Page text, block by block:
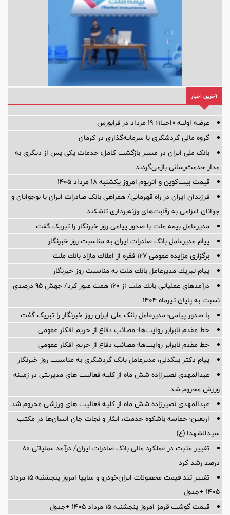
آخرین اخبار
عرضه اولیه «احیا۱» ۱۹ مرداد در فرابورس
گروه مالی گردشگری با سرمایه‌گذاری در کرمان
بانک ملی ایران در مسیر بازگشت کامل؛ خدمات یکی پس از دیگری به
مدار خدمت‌رسانی بازمی‌گردند
قیمت بیت‌کوین و اتریوم امروز یکشنبه ۱۸ مرداد ۱۴۰۵
فرزندان ایران در راه قهرمانی/ همراهی بانک صادرات ایران با نوجوانان و
جوانان اعزامی به رقابت‌های وزنه‌برداری تاشکند
مدیرعامل بیمه ملت با صدور پیامی روز خبرنگار را تبریک گفت
پیام مدیرعامل بانک صادرات ایران به مناسبت روز خبرنگار
برگزاری مزایده عمومی 127 فقره از املاك مازاد بانك ملت
پیام تبریك مدیرعامل بانك ملت به مناسبت روز خبرنگار
درآمدهای عملیاتی بانك ملت از 160 همت عبور كرد/ جهش 95 درصدی
نسبت به پایان تیرماه 1404
با صدور پیامی؛ مدیرعامل بانک ملی ایران روز خبرنگار را تبریک گفت
خط مقدم نابرابر روایت‌ها؛ مصائب دفاع از حریم افکار عمومی
خط مقدم نابرابر روایت‌ها؛ مصائب دفاع از حریم افکار عمومی
پیام دکتر بیگدلی، مدیرعامل بانک گردشگری به مناسبت روز خبرنگار
عبدالمهدی نصیرزاده شش ماه از کلیه فعالیت های مدیریتی در زمینه
ورزش محروم شد.
عبدالمهدی نصیرزاده شش ماه از کلیه فعالیت های ورزشی محروم شد.
اربعین؛ حماسه باشکوه خدمت، ایثار و نجات جان انسان‌ها در مکتب
سیدالشهدا (ع)
تغییر مثبت در عملکرد مالی بانک صادرات ایران/ درآمد عملیاتی 80
درصد رشد کرد
تغییر تند قیمت محصولات ایران‌خودرو و سایپا امروز پنجشنبه ۱۵ مرداد
۱۴۰۵ +جدول
قیمت گوشت قرمز امروز پنجشنبه ۱۵ مرداد ۱۴۰۵ +جدول